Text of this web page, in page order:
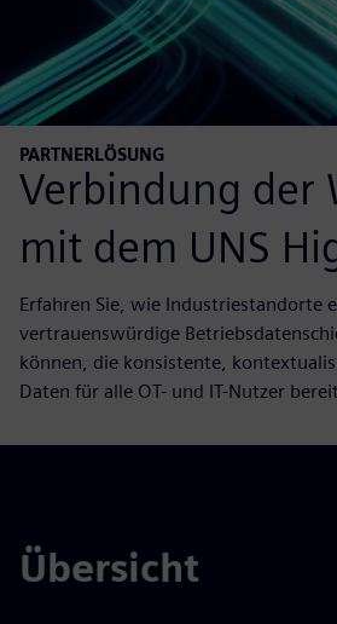
PARTNERLÖSUNG
Verbindung der
mit dem UNS
Erfahren Sie, wie Industriestandorte
vertrauenswürdige
können, die konsistente,
Daten für alle OT- und IT-Nutzer
Übersicht